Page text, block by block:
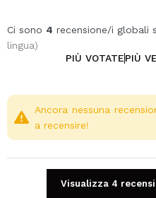
Ci sono 4 recensione/i globali
lingua)
PIÙ VOTATEPIÙ
Ancora nessuna
a recensire!
Visualizza 4